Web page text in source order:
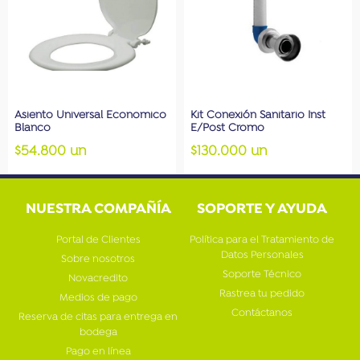
Asiento Universal Economico
Blanco
$54.800 un
Kit Conexión Sanitario Inst
E/Post Cromo
$130.000 un
NUESTRA COMPAÑÍA
Portal de Clientes
Sobre nosotros
Novacredito
Medios de pago
Reserva de citas para entrega en
bodega
Pago en línea
SOPORTE Y AYUDA
Política para el Tratamiento de
Datos Personales
Soporte Técnico
Rastrea tu pedido
Contáctanos